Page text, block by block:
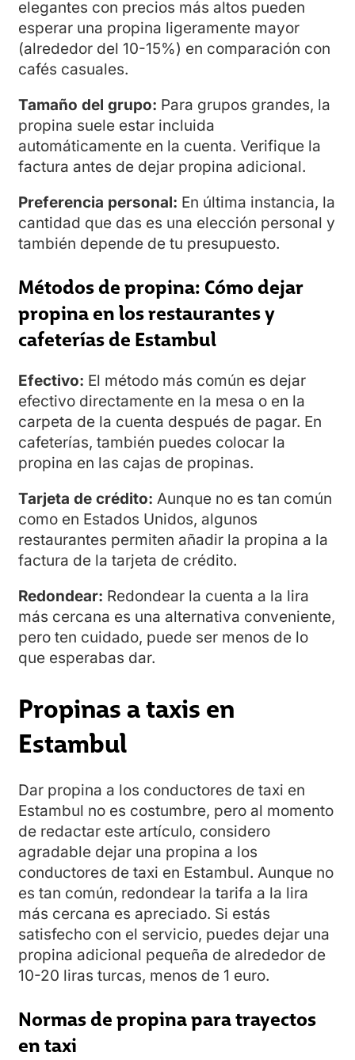
elegantes con precios más altos pueden
esperar una propina ligeramente mayor
(alrededor del 10-15%) en comparación con
cafés casuales.
Tamaño del grupo: Para grupos grandes, la
propina suele estar incluida
automáticamente en la cuenta. Verifique la
factura antes de dejar propina adicional.
Preferencia personal: En última instancia, la
cantidad que das es una elección personal y
también depende de tu presupuesto.
Métodos de propina: Cómo dejar
propina en los restaurantes y
cafeterías de Estambul
Efectivo: El método más común es dejar
efectivo directamente en la mesa o en la
carpeta de la cuenta después de pagar. En
cafeterías, también puedes colocar la
propina en las cajas de propinas.
Tarjeta de crédito: Aunque no es tan común
como en Estados Unidos, algunos
restaurantes permiten añadir la propina a la
factura de la tarjeta de crédito.
Redondear: Redondear la cuenta a la lira
más cercana es una alternativa conveniente,
pero ten cuidado, puede ser menos de lo
que esperabas dar.
Propinas a taxis en
Estambul
Dar propina a los conductores de taxi en
Estambul no es costumbre, pero al momento
de redactar este artículo, considero
agradable dejar una propina a los
conductores de taxi en Estambul. Aunque no
es tan común, redondear la tarifa a la lira
más cercana es apreciado. Si estás
satisfecho con el servicio, puedes dejar una
propina adicional pequeña de alrededor de
10-20 liras turcas, menos de 1 euro.
Normas de propina para trayectos
en taxi